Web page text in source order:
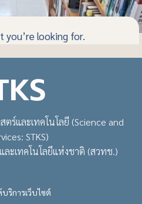
you’re looking for.
ร์และเทคโนโลยี (Science and
STKS)
ะเทคโนโลยีแห่งชาติ (สวทช.)
ริการเว็บไซต์